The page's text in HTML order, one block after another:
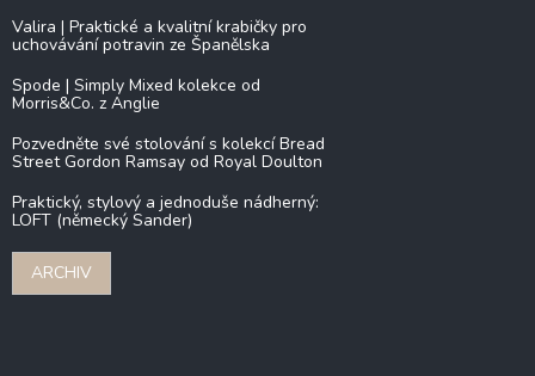
Valira | Praktické a kvalitní krabičky pro
uchovávání potravin ze Španělska
Spode | Simply Mixed kolekce od
Morris&Co. z Anglie
Pozvedněte své stolování s kolekcí Bread
Street Gordon Ramsay od Royal Doulton
Praktický, stylový a jednoduše nádherný:
LOFT (německý Sander)
ARCHIV